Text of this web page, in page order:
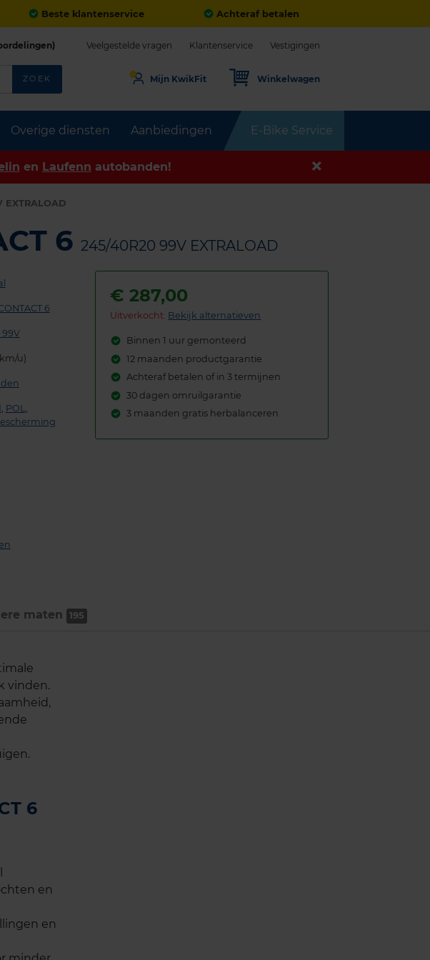
Beste klantenservice Achteraf betalen
Overige diensten Aanbiedingen E-Bike Service
Veelgestelde vragen Klantenservice Vestigingen
ZOEK Mijn KwikFit Winkelwagen
en Laufenn autobanden!
EXTRALOAD
6 245/40R20 99V EXTRALOAD
6
99V
u)
, POL,
€287,00
Uitverkocht: Bekijk alternatieven
Binnen 1 uur gemonteerd
12 maanden productgarantie
Achteraf betalen of in 3 termijnen
30 dagen omruilgarantie
3 maanden gratis herbalanceren
maten 195
vinden.
6
en
en